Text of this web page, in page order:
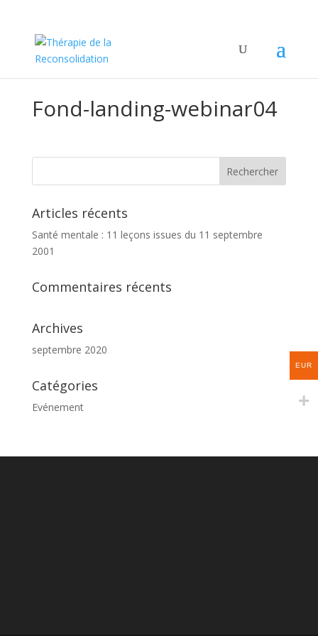
Fond-landing-webinar04
Articles récents
Santé mentale : 11 leçons issues du 11 septembre
2001
Commentaires récents
Archives
septembre 2020
Catégories
Evénement
EUR